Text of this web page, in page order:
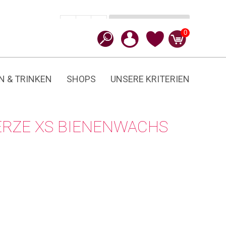
0
& TRINKEN SHOPS UNSERE KRITERIEN
XS BIENENWACHS